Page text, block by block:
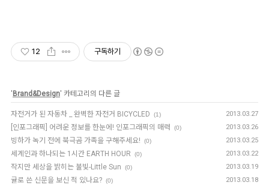
12 구독하기
'Brand&Design' 카테고리의 다른 글
자전거가 된 자동차 _ 완벽한 자전거 BICYCLED (1) 2013.03.27
[인포그래픽] 어려운 정보를 한눈에! 인포그래픽의 매력 (0) 2013.03.26
빙하가 녹기 전에 북극곰 가족을 구해주세요! (0) 2013.03.25
세계인과 하나되는 1시간 EARTH HOUR (0) 2013.03.22
작지만 세상을 밝히는 불빛-Little Sun (0) 2013.03.19
귤로 쓴 신문을 보신 적 있나요? (0) 2013.03.18